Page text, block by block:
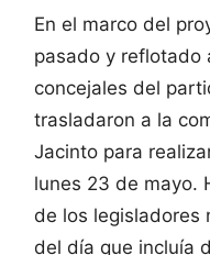
En el marco del
pasado y reflotado
concejales del
trasladaron a la
Jacinto para
lunes 23 de mayo.
de los legisladores
del día que incluía